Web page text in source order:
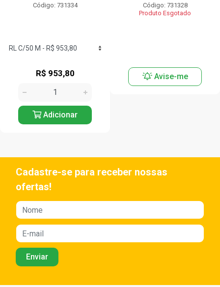
Código: 731334
R$ 953,80
Adicionar
Código: 731328
Produto Esgotado
Avise-me
Cadastre-se para receber nossas
ofertas!